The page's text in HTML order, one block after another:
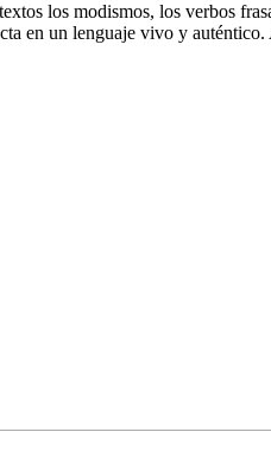
los modismos, los verbos
en un lenguaje vivo y